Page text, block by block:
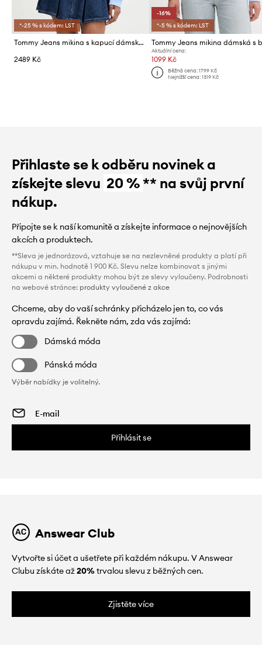
*-25 % s kódem: LST
Tommy Jeans mikina s kapucí dámská bavlněná
2489 Kč
-16%
*-5 % s kódem: LST
Aktuální cena:
1099 Kč
Běžná cena: 1799 Kč
Nejnižší cena: 1319 Kč
Přihlaste se k odběru novinek a
získejte slevu 20 %** na svůj první
nákup.
Připojte se k naší komunitě a získejte informace o nejnovějších
akcích a produktech.
**Sleva je jednorázová, vztahuje se na nezlevněné produkty a platí při
nákupu v min. hodnotě 1 900 Kč. Slevu nelze kombinovat s jinými
akcemi a některé produkty mohou být ze slevy vyloučeny. Podrobnosti
na webové stránce: produkty vyloučené z akce
Chceme, aby do vaší schránky přicházelo jen to, co vás
opravdu zajímá. Řekněte nám, zda vás zajímá:
Dámská móda
Pánská móda
Výběr nabídky je volitelný.
Přihlásit se
Answear Club
Vytvořte si účet a ušetřete při každém nákupu. V Answear
Clubu získáte až20%trvalou slevu z běžných cen.
Zjistěte více